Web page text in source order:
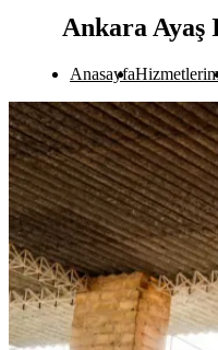
Ankara Ayaş
Anasayfa